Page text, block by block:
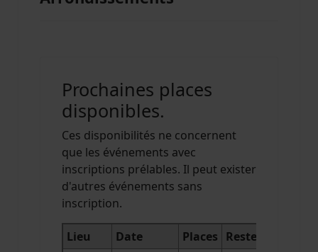
Prochaines places
disponibles.
Ces disponibilités ne concernent
que les événements avec
inscriptions prélables. Il peut exister
d'autres événements sans
inscription.
Lieu Date Places Reste